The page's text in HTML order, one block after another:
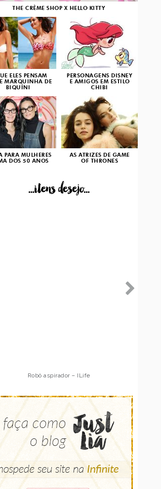
THE CRÈME SHOP X HELLO KITTY
ELES PENSAM
MARQUINHA DE
BIQUÍNI
PERSONAGENS DISNEY
E AMIGOS EM ESTILO
CHIBI
3
PARA MULHERES
DOS 50 ANOS
AS ATRIZES DE GAME
OF THRONES
...itens desejo...
Robô aspirador – Multilaser